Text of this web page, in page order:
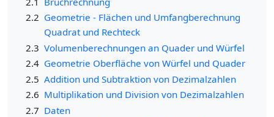
2.2 Geometrie - Flächen und Umfangberechnung
Quadrat und Rechteck
2.3 Volumenberechnungen an Quader und Würfel
2.4 Geometrie Oberfläche von Würfel und Quader
2.5 Addition und Subtraktion von Dezimalzahlen
2.6 Multiplikation und Division von Dezimalzahlen
2.7 Daten